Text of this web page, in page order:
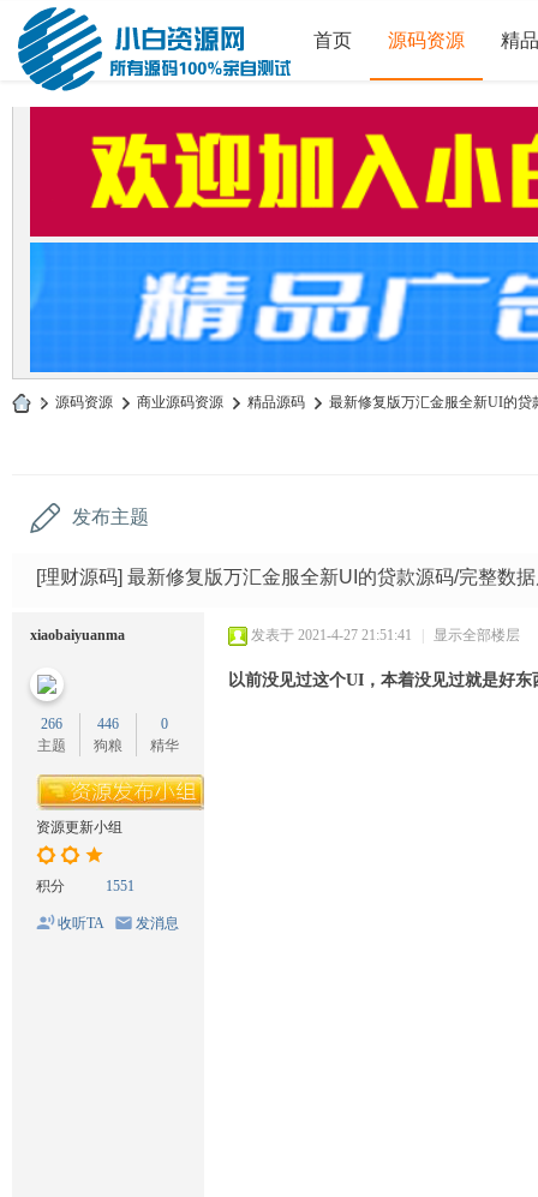
首页 源码资源 精
» 源码资源 › 商业源码资源 › 精品源码 › 最新修复版万汇金服全新UI的贷
发布主题
[理财源码] 最新修复版万汇金服全新UI的贷款源码/完整数
xiaobaiyuanma
266
主题
446
狗粮
0
精华
资源更新小组
积分 1551
收听TA 发消息
发表于 2021-4-27 21:51:41 | 显示全部楼层
以前没见过这个UI，本着没见过就是好